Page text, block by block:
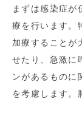
まずは感染症が
療を行います。
加療することが
せたり、急激に
ンがあるものに
を考慮します。